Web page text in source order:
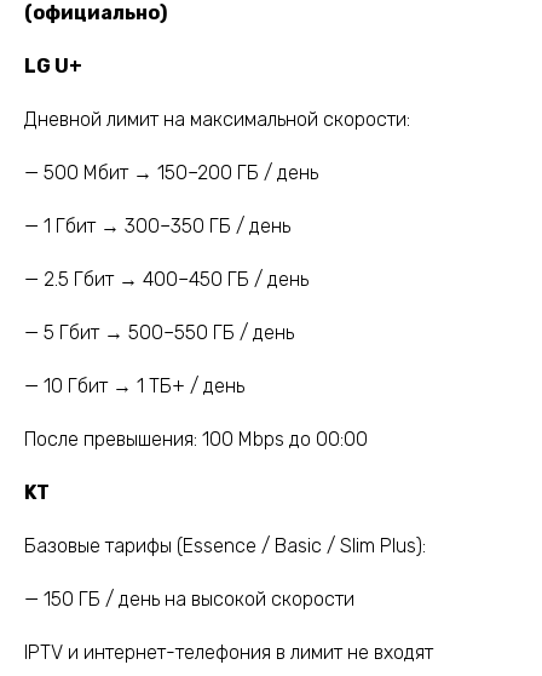
(официально)
LG U+
Дневной лимит на максимальной скорости:
— 500 Мбит → 150–200 ГБ / день
— 1 Гбит → 300–350 ГБ / день
— 2.5 Гбит → 400–450 ГБ / день
— 5 Гбит → 500–550 ГБ / день
— 10 Гбит → 1 ТБ+ / день
После превышения: 100 Mbps до 00:00
KT
Базовые тарифы (Essence / Basic / Slim Plus):
— 150 ГБ / день на высокой скорости
IPTV и интернет-телефония в лимит не входят